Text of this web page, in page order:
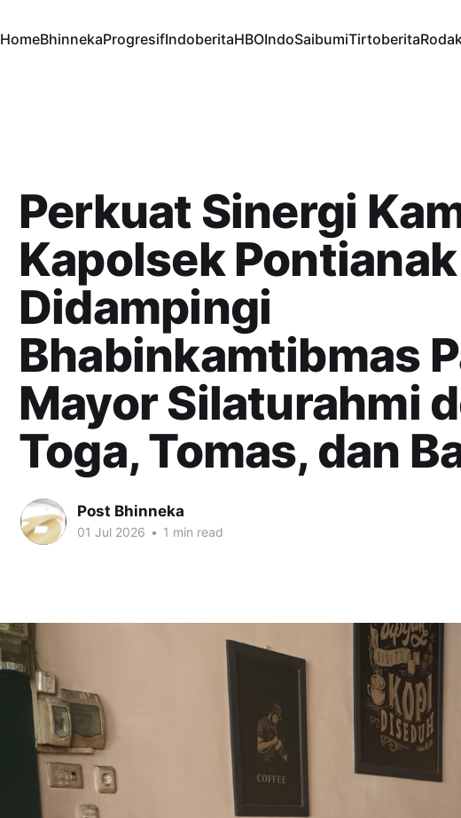
HomeBhinnekaProgresifIndoberitaHBOIndoSaibumiTirtoberita
Perkuat Sinergi
Kapolsek
Didampingi
Bhabinkamtibmas
Mayor Silaturahmi
Toga, Tomas, dan
Post Bhinneka
01 Jul 2026 • 1 min read